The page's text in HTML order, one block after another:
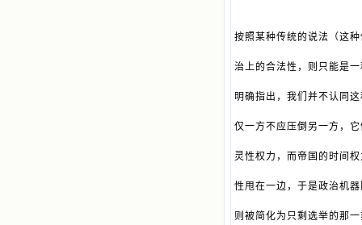
按照某种传统的说法（这
治上的合法性，则只能是
明确指出，我们并不认同
仅一方不应压倒另一方，
灵性权力，而帝国的时间
性甩在一边，于是政治机
则被简化为只剩选举的那